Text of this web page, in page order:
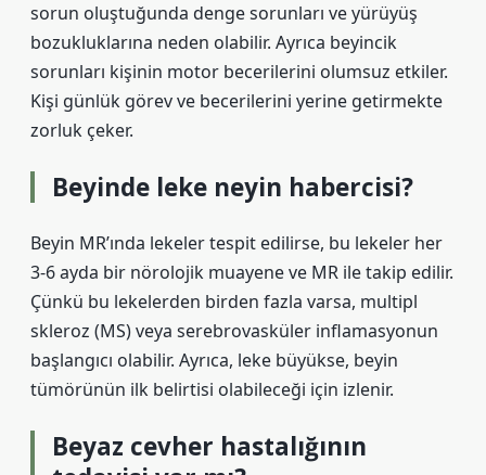
sorun oluştuğunda denge sorunları ve yürüyüş
bozukluklarına neden olabilir. Ayrıca beyincik
sorunları kişinin motor becerilerini olumsuz etkiler.
Kişi günlük görev ve becerilerini yerine getirmekte
zorluk çeker.
Beyinde leke neyin habercisi?
Beyin MR’ında lekeler tespit edilirse, bu lekeler her
3-6 ayda bir nörolojik muayene ve MR ile takip edilir.
Çünkü bu lekelerden birden fazla varsa, multipl
skleroz (MS) veya serebrovasküler inflamasyonun
başlangıcı olabilir. Ayrıca, leke büyükse, beyin
tümörünün ilk belirtisi olabileceği için izlenir.
Beyaz cevher hastalığının